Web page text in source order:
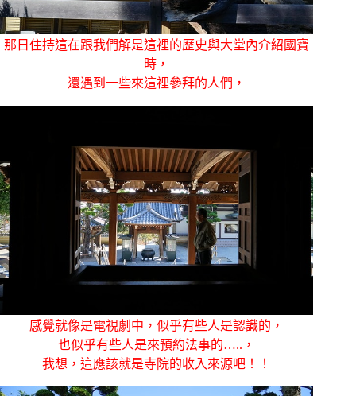
那日住持這在跟我們解是這裡的歷史與大堂內介紹國寶
時，
還遇到一些來這裡參拜的人們，
感覺就像是電視劇中，似乎有些人是認識的，
也似乎有些人是來預約法事的…..，
我想，這應該就是寺院的收入來源吧！！